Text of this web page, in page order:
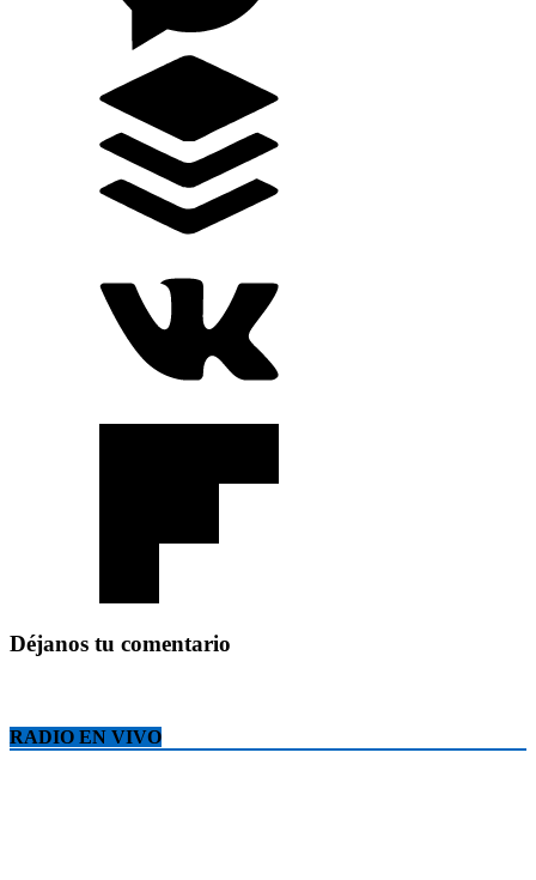
Déjanos tu comentario
RADIO EN VIVO